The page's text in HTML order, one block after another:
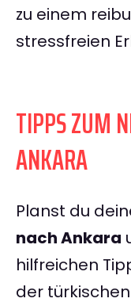
zu einem
stressfreien
TIPPS ZUM
ANKARA
Planst du
nach Ankara
hilfreichen
der